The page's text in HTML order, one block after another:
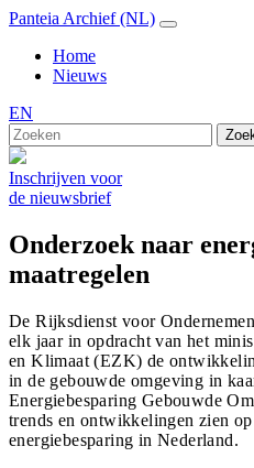
Panteia Archief (NL)
Home
Nieuws
EN
Inschrijven voor
de nieuwsbrief
Onderzoek naar
maatregelen
De Rijksdienst voor
elk jaar in opdracht van het
en Klimaat (EZK) de
in de gebouwde omgeving in
Energiebesparing Gebouwde
trends en ontwikkelingen zien
energiebesparing in Nederland.